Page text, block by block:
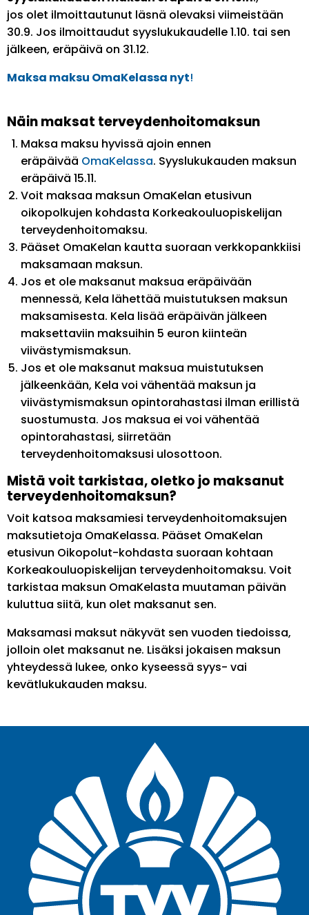
jos olet ilmoittautunut läsnä olevaksi viimeistään
30.9. Jos ilmoittaudut syyslukukaudelle 1.10. tai sen
jälkeen, eräpäivä on 31.12.
Maksa maksu OmaKelassa nyt!
Näin maksat terveydenhoitomaksun
Maksa maksu hyvissä ajoin ennen
eräpäivää OmaKelassa. Syyslukukauden maksun
eräpäivä 15.11.
Voit maksaa maksun OmaKelan etusivun
oikopolkujen kohdasta Korkeakouluopiskelijan
terveydenhoitomaksu.
Pääset OmaKelan kautta suoraan verkkopankkiisi
maksamaan maksun.
Jos et ole maksanut maksua eräpäivään
mennessä, Kela lähettää muistutuksen maksun
maksamisesta. Kela lisää eräpäivän jälkeen
maksettaviin maksuihin 5 euron kiinteän
viivästymismaksun.
Jos et ole maksanut maksua muistutuksen
jälkeenkään, Kela voi vähentää maksun ja
viivästymismaksun opintorahastasi ilman erillistä
suostumusta. Jos maksua ei voi vähentää
opintorahastasi, siirretään
terveydenhoitomaksusi ulosottoon.
Mistä voit tarkistaa, oletko jo maksanut
terveydenhoitomaksun?
Voit katsoa maksamiesi terveydenhoitomaksujen
maksutietoja OmaKelassa. Pääset OmaKelan
etusivun Oikopolut-kohdasta suoraan kohtaan
Korkeakouluopiskelijan terveydenhoitomaksu. Voit
tarkistaa maksun OmaKelasta muutaman päivän
kuluttua siitä, kun olet maksanut sen.
Maksamasi maksut näkyvät sen vuoden tiedoissa,
jolloin olet maksanut ne. Lisäksi jokaisen maksun
yhteydessä lukee, onko kyseessä syys- vai
kevätlukukauden maksu.